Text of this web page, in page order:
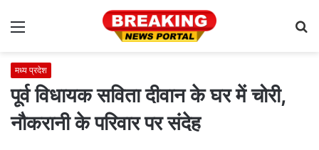
Menu
मध्य प्रदेश
पूर्व विधायक सविता दीवान के घर में चोरी,
नौकरानी के परिवार पर संदेह